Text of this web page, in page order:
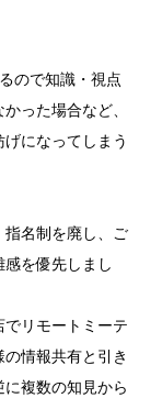
ので知識・視点
った場合など、
になってしまう
指名制を廃し、ご
を優先しまし
リモートミーテ
情報共有と引き
複数の知見から